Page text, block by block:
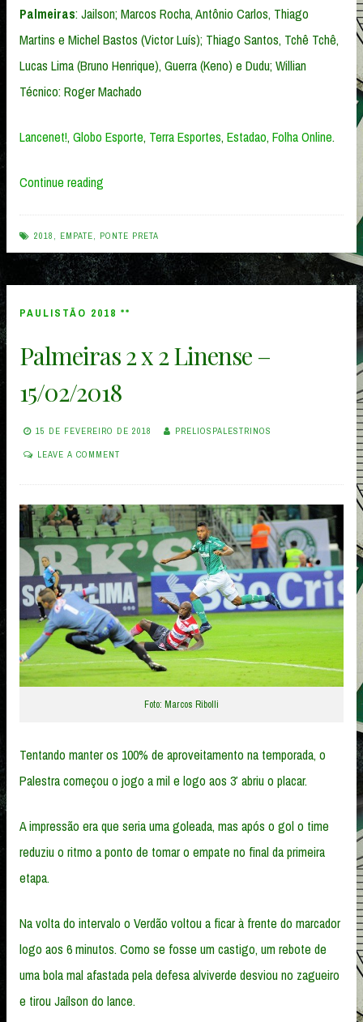
Palmeiras: Jailson; Marcos Rocha, Antônio Carlos, Thiago
Martins e Michel Bastos (Victor Luís); Thiago Santos, Tchê Tchê,
Lucas Lima (Bruno Henrique), Guerra (Keno) e Dudu; Willian
Técnico: Roger Machado
Lancenet!, Globo Esporte, Terra Esportes, Estadao, Folha Online.
Continue reading
0
x
0
Palmeiras
18/02/2018”
2018 , EMPATE, PONTE PRETA
PAULISTÃO 2018 **
Palmeiras 2 x 2 Linense –
15/02/2018
15 DE FEVEREIRO DE 2018 PRELIOSPALESTRINOS
LEAVE A COMMENT
Foto: Marcos Ribolli
Tentando manter os 100% de aproveitamento na temporada, o
Palestra começou o jogo a mil e logo aos 3′ abriu o placar.
A impressão era que seria uma goleada, mas após o gol o time
reduziu o ritmo a ponto de tomar o empate no final da primeira
etapa.
Na volta do intervalo o Verdão voltou a ficar à frente do marcador
logo aos 6 minutos. Como se fosse um castigo, um rebote de
uma bola mal afastada pela defesa alviverde desviou no zagueiro
e tirou Jaílson do lance.